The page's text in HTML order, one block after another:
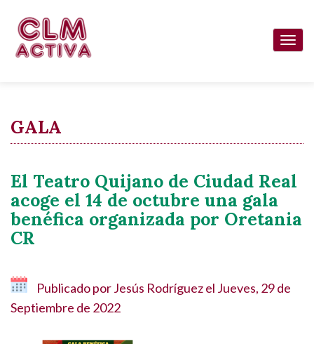
contenido
GALA
El Teatro Quijano de Ciudad Real
acoge el 14 de octubre una gala
benéfica organizada por Oretania
CR
Publicado porJesús Rodríguezel Jueves, 29 de
Septiembre de 2022